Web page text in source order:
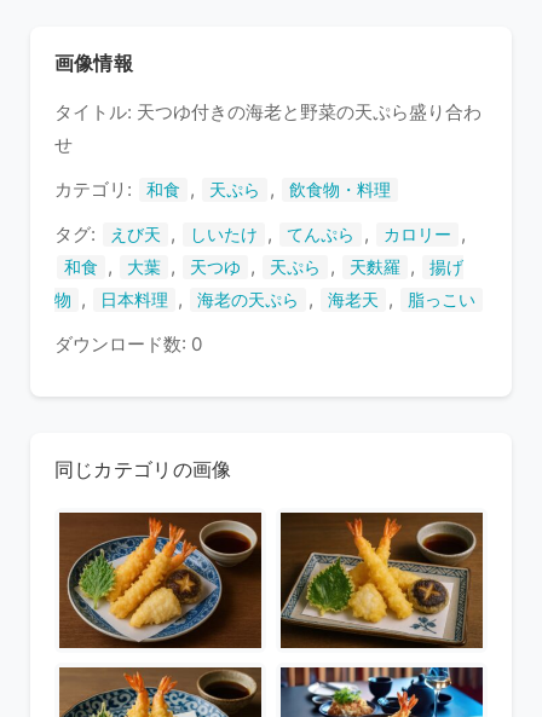
い
画像情報
タイトル: 天つゆ付きの海老と野菜の天ぷら盛り合わ
せ
カテゴリ:
和食 , 天ぷら , 飲食物・料理
タグ: えび天 , しいたけ , てんぷら , カロリー ,
和食 , 大葉 , 天つゆ , 天ぷら , 天麩羅 ,
揚げ
物
, 日本料理 , 海老の天ぷら , 海老天 , 脂っこい
ダウンロード数: 0
同じカテゴリの画像